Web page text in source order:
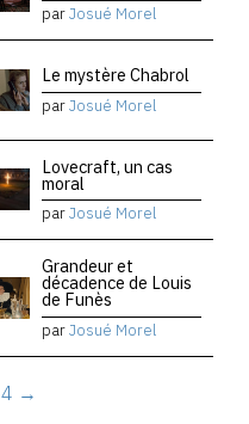
parJosué Morel
Le mystère Chabrol
parJosué Morel
Lovecraft, un cas
moral
parJosué Morel
Grandeur et
décadence de Louis
de Funès
parJosué Morel
4 →